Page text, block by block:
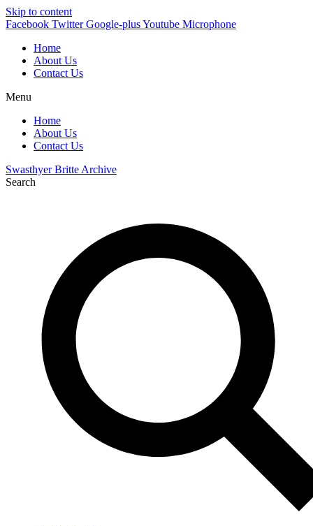
Skip to content
Facebook Twitter Google-plusYoutube Microphone
Home
About Us
Contact Us
Menu
Home
About Us
Contact Us
Swasthyer Britte Archive
Search